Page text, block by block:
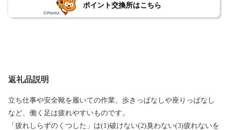
ポイント交換所はこちら
返礼品説明
立ち仕事や安全靴を履いての作業、歩きっぱなしや座りっぱなし
など、働く足は疲れやすいものです。
「疲れしらずのくつした」は(1)破けない(2)臭わない(3)疲れないを